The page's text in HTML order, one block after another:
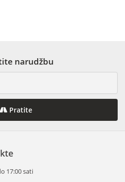
narudžbu
Pratite
17:00 sati